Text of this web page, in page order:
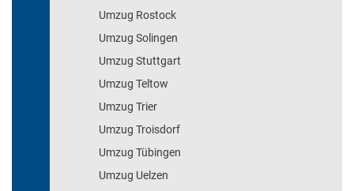
Umzug Rostock
Umzug Solingen
Umzug Stuttgart
Umzug Teltow
Umzug Trier
Umzug Troisdorf
Umzug Tübingen
Umzug Uelzen